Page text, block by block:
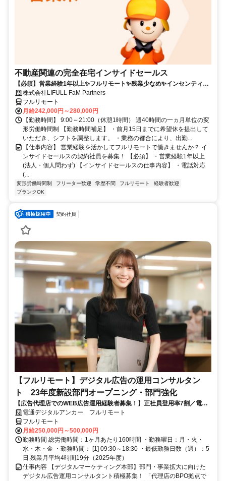
不動産関連の完全在宅インサイドセールス
【必須】営業経験1年以上✨フルリモート✨残業少なめ✨インセンティブ
有 株式会社LIFULL FaM Partners
フルリモート
月給242,000円～280,000円
【勤務時間】 9:00～21:00（休憩1時間） 週40時間の一ヵ月単位の変
形労働時間制 【勤務時間補足】 ・前月15日までに希望休を提出して
いただき、シフトを調整します。 ・業務の都合により、出勤...
【仕事内容】 営業経験を活かしてフルリモートで働きませんか？ イ
ンサイドセールスの契約社員を募集！ 【必須】 ・営業経験1年以上
(法人・個人問わず) 【インサイドセールスの仕事内容】 ・電話対応
(...
変形労働時間制 フリーター歓迎 学歴不問 フルリモート
経験者歓迎
ブランクOK
契約社員
【フルリモート】デジタル広告の運用コンサルタン
ト 23年度新設部門オープニング・部門強化
【広告代理店でのWEB広告運用経験者募集！】正社員登用率7割／電通
G／全国×完全在宅／年休126日・土日祝休み／残業月平均4時間19分
電通デジタルアンカー フルリモート
フルリモート
月給250,000円～500,000円
勤務時間 総労働時間：1ヶ月あたり160時間 ・勤務曜日：月・火・
水・木・金 ・勤務時間： [1] 09:30～18:30 ・最低勤務日数（週）：5
日 残業月平均4時間19分（2025年度）
仕事内容 【デジタルマーケティング本部】部門・事業拡大に向けた
デジタル広告運用コンサルタント積極募集！ 「代理店のBPO拠点で